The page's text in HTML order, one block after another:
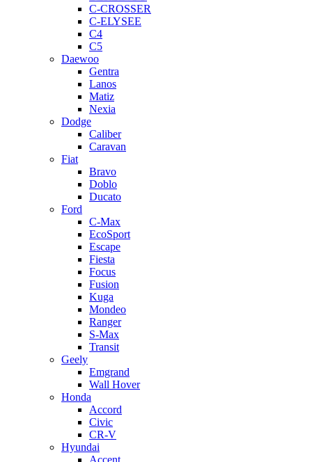
C-CROSSER
C-ELYSEE
C4
C5
Daewoo
Gentra
Lanos
Matiz
Nexia
Dodge
Caliber
Caravan
Fiat
Bravo
Doblo
Ducato
Ford
C-Max
EcoSport
Escape
Fiesta
Focus
Fusion
Kuga
Mondeo
Ranger
S-Max
Transit
Geely
Emgrand
Wall Hover
Honda
Accord
Civic
CR-V
Hyundai
Accent